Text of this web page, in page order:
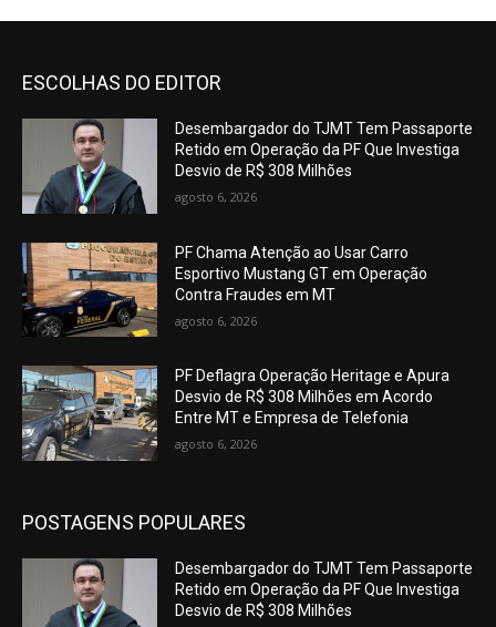
ESCOLHAS DO EDITOR
Desembargador do TJMT Tem Passaporte
Retido em Operação da PF Que Investiga
Desvio de R$ 308 Milhões
agosto 6, 2026
PF Chama Atenção ao Usar Carro
Esportivo Mustang GT em Operação
Contra Fraudes em MT
agosto 6, 2026
PF Deflagra Operação Heritage e Apura
Desvio de R$ 308 Milhões em Acordo
Entre MT e Empresa de Telefonia
agosto 6, 2026
POSTAGENS POPULARES
Desembargador do TJMT Tem Passaporte
Retido em Operação da PF Que Investiga
Desvio de R$ 308 Milhões